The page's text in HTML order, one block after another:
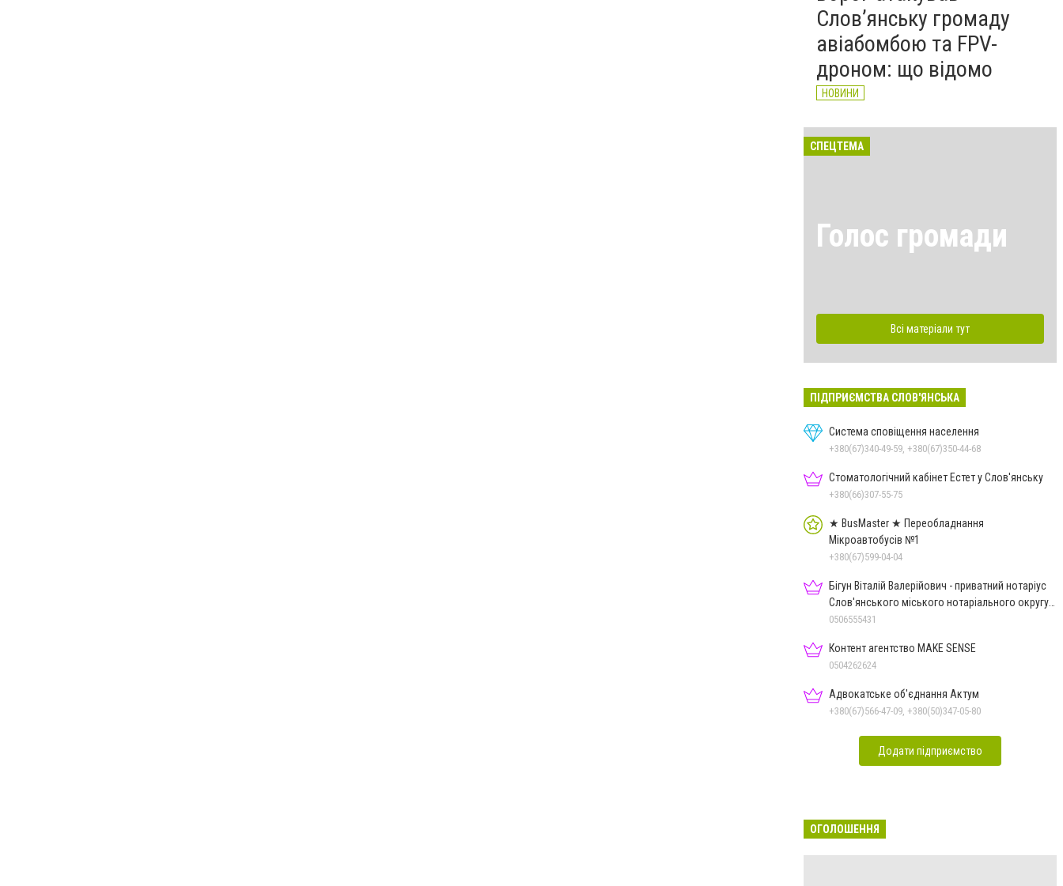
Слов’янську громаду
авіабомбою та FPV-
дроном: що відомо
НОВИНИ
СПЕЦТЕМА
Голос громади
Всі матеріали тут
ПІДПРИЄМСТВА СЛОВ'ЯНСЬКА
Система сповіщення населення
+380(67)340-49-59, +380(67)350-44-68
Стоматологічний кабінет Естет у Слов'янську
+380(66)307-55-75
★ BusMaster ★ Переобладнання
Мікроавтобусів №1
+380(67)599-04-04
Бігун Віталій Валерійович - приватний нотаріус
Слов'янського міського нотаріального округу
Дон.обл.
0506555431
Контент агентство MAKE SENSE
0504262624
Адвокатське об'єднання Актум
+380(67)566-47-09, +380(50)347-05-80
Додати підприємство
ОГОЛОШЕННЯ